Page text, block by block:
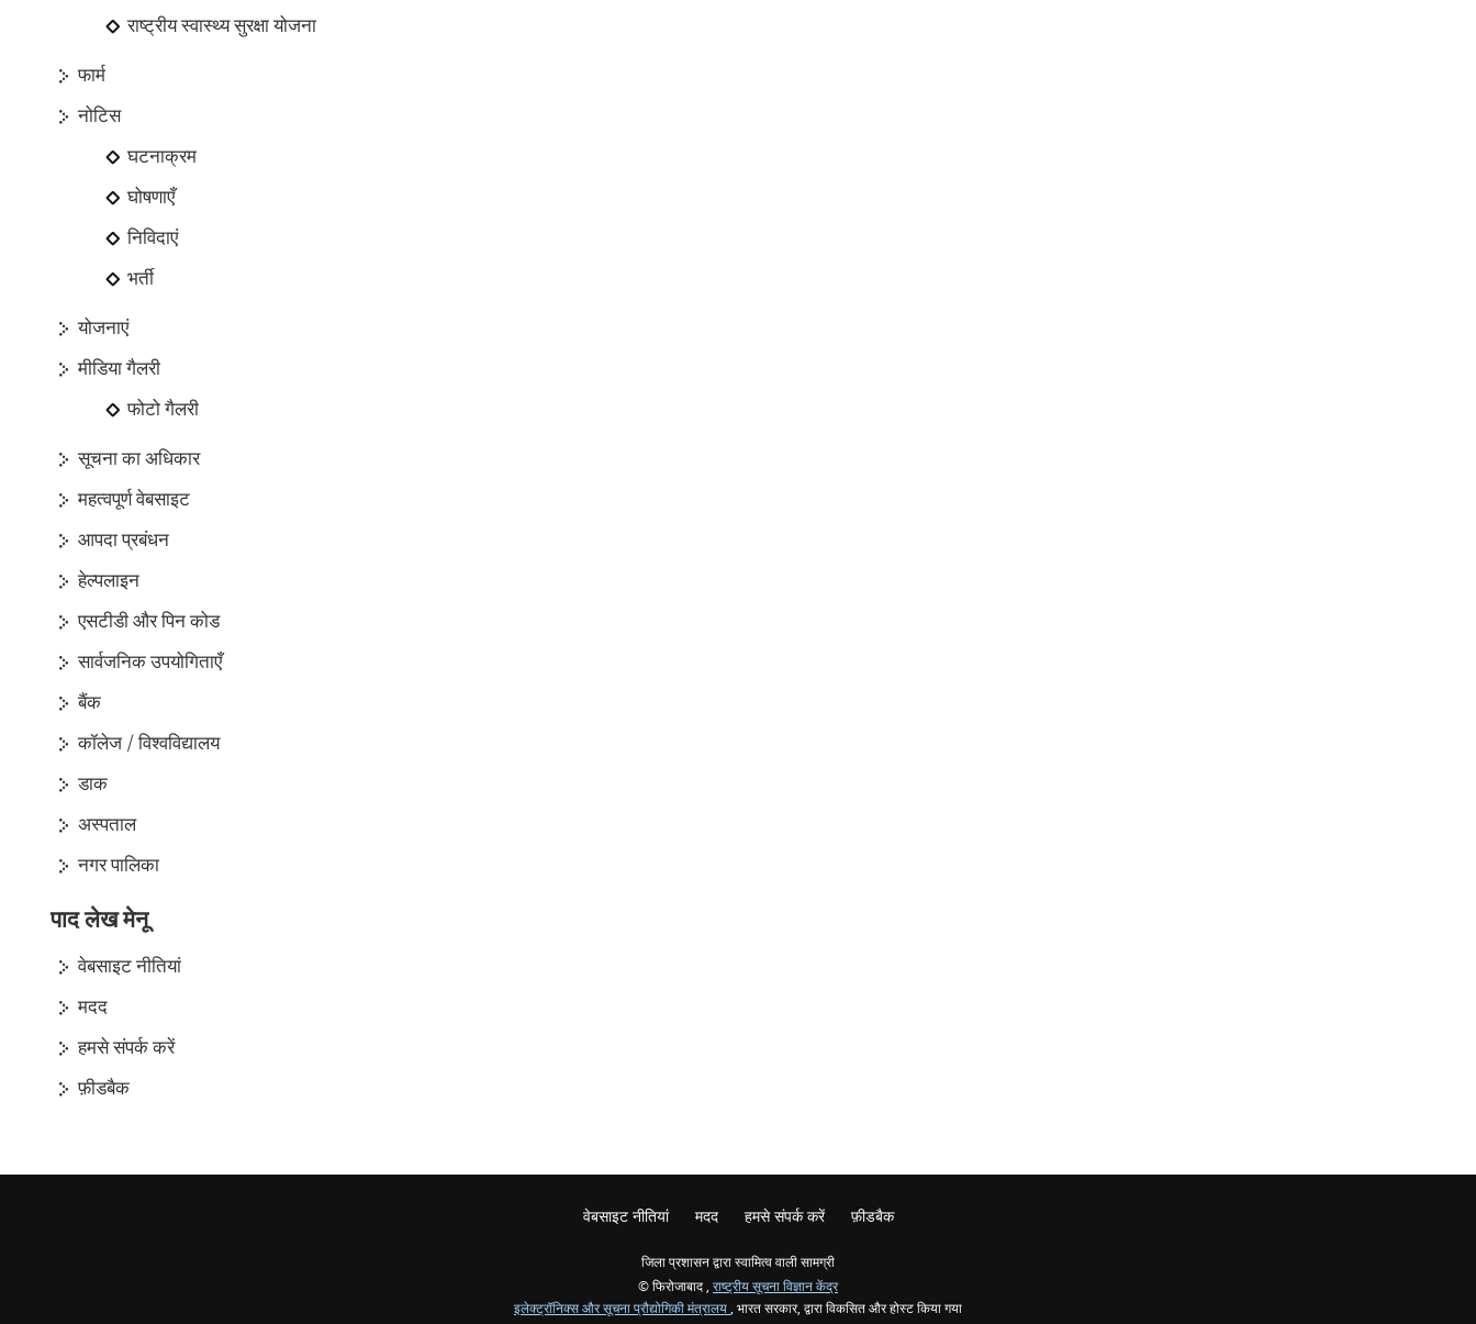
राष्ट्रीय स्वास्थ्य सुरक्षा योजना
फार्म
नोटिस
घटनाक्रम
घोषणाएँ
निविदाएं
भर्ती
योजनाएं
मीडिया गैलरी
फोटो गैलरी
सूचना का अधिकार
महत्वपूर्ण वेबसाइट
आपदा प्रबंधन
हेल्पलाइन
एसटीडी और पिन कोड
सार्वजनिक उपयोगिताएँ
बैंक
कॉलेज / विश्वविद्यालय
डाक
अस्पताल
नगर पालिका
पाद लेख मेनू
वेबसाइट नीतियां
मदद
हमसे संपर्क करें
फ़ीडबैक
वेबसाइट नीतियां मदद हमसे संपर्क करें फ़ीडबैक
जिला प्रशासन द्वारा स्वामित्व वाली सामग्री
© फिरोजाबाद , राष्ट्रीय सूचना विज्ञान केंद्र
इलेक्ट्रॉनिक्स और सूचना प्रौद्योगिकी मंत्रालय, भारत सरकार, द्वारा विकसित और होस्ट किया गया